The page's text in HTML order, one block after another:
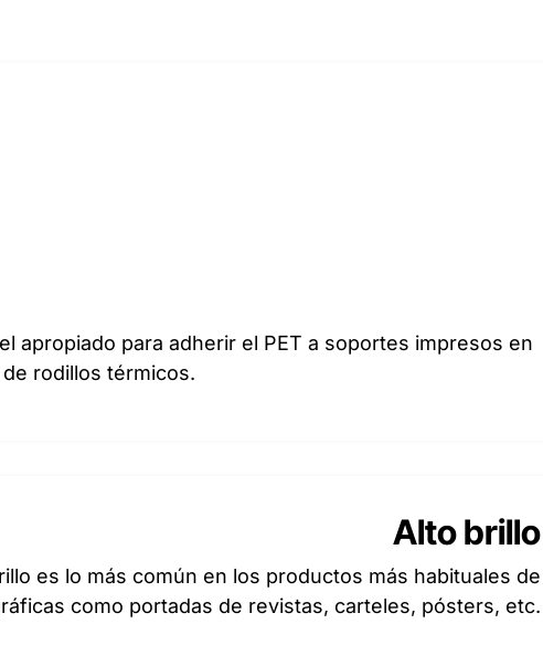
apropiado para adherir el PET a soportes impresos en
rodillos térmicos.
Alto brillo
es lo más común en los productos más habituales de
como portadas de revistas, carteles, pósters, etc.